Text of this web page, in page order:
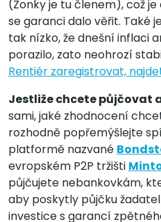
(Zonky je tu členem), což
se garanci dalo věřit. Také
tak nízko, že dnešní inflaci
porazilo, zato neohrozí
Rentiér zaregistrovat,
Jestliže chcete půjčovat
sami, jaké zhodnocení
rozhodně popřemýšlejte
platformě nazvané
evropském P2P tržišti
půjčujete nebankovkám,
aby poskytly půjčku
investice s garancí